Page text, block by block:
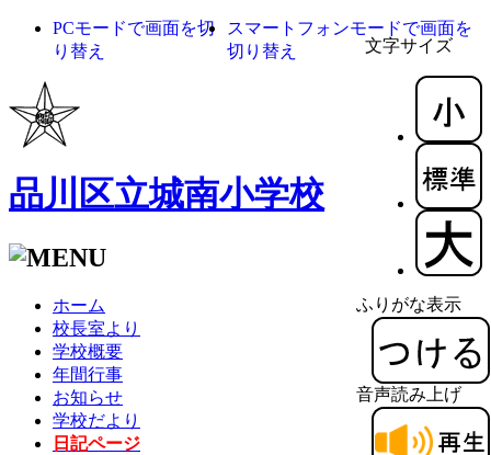
文字サイズ
ふりがな表示
音声読み上げ
PCモードで画面を切
り替え
スマートフォンモードで画面を
切り替え
品川区立城南小学校
ホーム
校長室より
学校概要
年間行事
お知らせ
学校だより
日記ページ